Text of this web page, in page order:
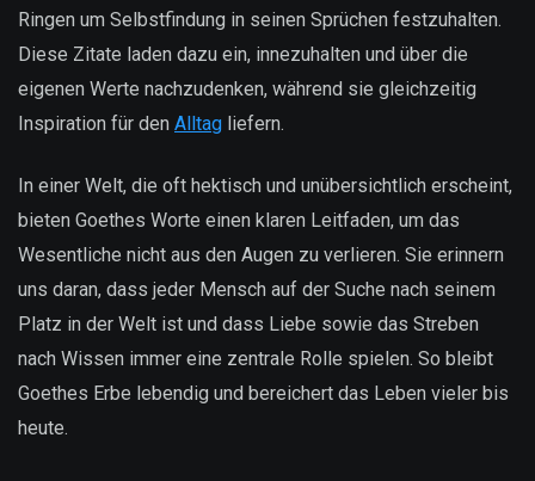
Ringen um Selbstfindung in seinen Sprüchen festzuhalten.
Diese Zitate laden dazu ein, innezuhalten und über die
eigenen Werte nachzudenken, während sie gleichzeitig
Inspiration für den Alltag liefern.
In einer Welt, die oft hektisch und unübersichtlich erscheint,
bieten Goethes Worte einen klaren Leitfaden, um das
Wesentliche nicht aus den Augen zu verlieren. Sie erinnern
uns daran, dass jeder Mensch auf der Suche nach seinem
Platz in der Welt ist und dass Liebe sowie das Streben
nach Wissen immer eine zentrale Rolle spielen. So bleibt
Goethes Erbe lebendig und bereichert das Leben vieler bis
heute.